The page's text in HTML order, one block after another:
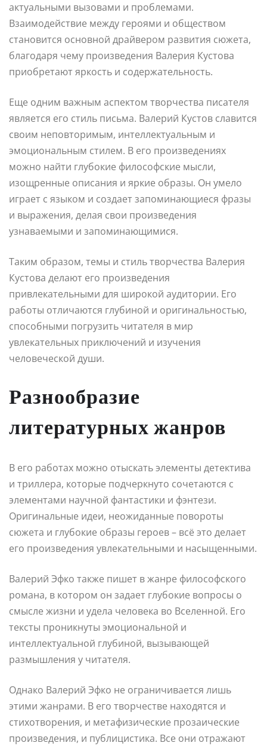
актуальными вызовами и проблемами.
Взаимодействие между героями и обществом
становится основной драйвером развития сюжета,
благодаря чему произведения Валерия Кустова
приобретают яркость и содержательность.
Еще одним важным аспектом творчества писателя
является его стиль письма. Валерий Кустов славится
своим неповторимым, интеллектуальным и
эмоциональным стилем. В его произведениях
можно найти глубокие философские мысли,
изощренные описания и яркие образы. Он умело
играет с языком и создает запоминающиеся фразы
и выражения, делая свои произведения
узнаваемыми и запоминающимися.
Таким образом, темы и стиль творчества Валерия
Кустова делают его произведения
привлекательными для широкой аудитории. Его
работы отличаются глубиной и оригинальностью,
способными погрузить читателя в мир
увлекательных приключений и изучения
человеческой души.
Разнообразие
литературных жанров
В его работах можно отыскать элементы детектива
и триллера, которые подчеркнуто сочетаются с
элементами научной фантастики и фэнтези.
Оригинальные идеи, неожиданные повороты
сюжета и глубокие образы героев – всё это делает
его произведения увлекательными и насыщенными.
Валерий Эфко также пишет в жанре философского
романа, в котором он задает глубокие вопросы о
смысле жизни и удела человека во Вселенной. Его
тексты проникнуты эмоциональной и
интеллектуальной глубиной, вызывающей
размышления у читателя.
Однако Валерий Эфко не ограничивается лишь
этими жанрами. В его творчестве находятся и
стихотворения, и метафизические прозаические
произведения, и публицистика. Все они отражают